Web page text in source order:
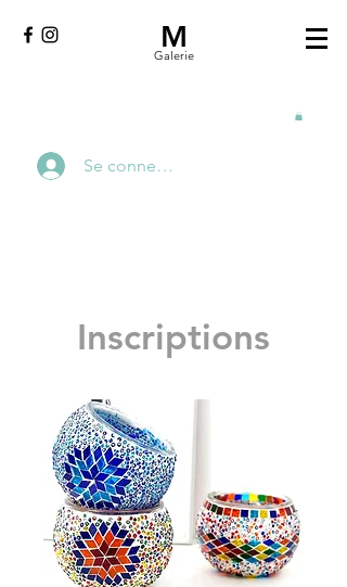
M
Galerie
Se connecter
Inscriptions